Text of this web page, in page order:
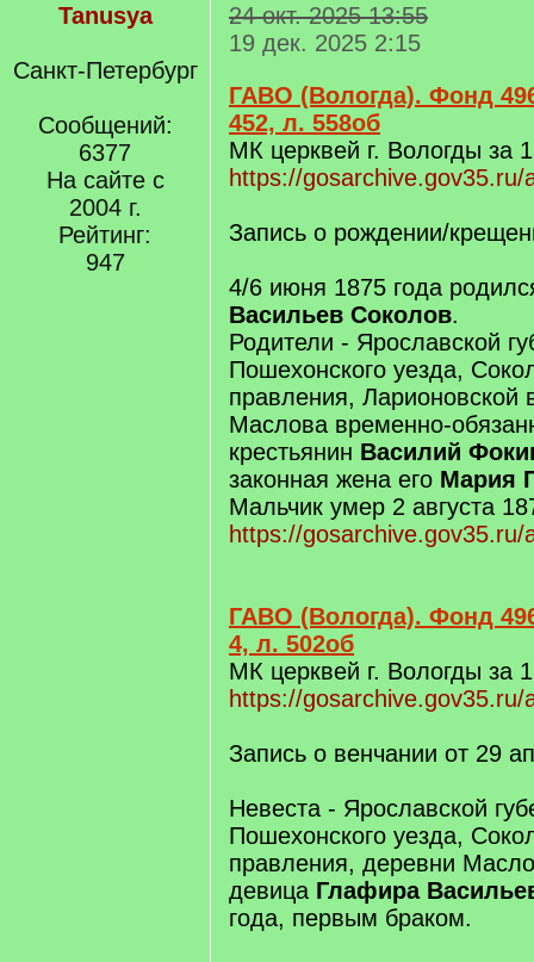
Tanusya
Санкт-Петербург
Сообщений:
6377
На сайте с
2004 г.
Рейтинг:
947
24 окт. 2025 13:55
19 дек. 2025 2:15
ГАВО (Вологда). Фонд
452, л. 558об
МК церквей г. Вологды за
https://
Запись о рождении/
4/6 июня 1875 года
Васильев Соколов.
Родители - Ярославской
Пошехонского уезда,
правления, Ларионовской
Маслова временно-
крестьянин Василий
законная жена его Мария
Мальчик умер 2 августа
https://
ГАВО (Вологда). Фонд
4, л. 502об
МК церквей г. Вологды за
https://
Запись о венчании от 29
Невеста - Ярославской
Пошехонского уезда,
правления, деревни
девица Глафира
года, первым браком.